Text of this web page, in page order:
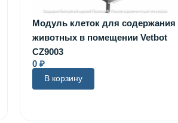
Модуль клеток для содержания
животных в помещении Vetbot
CZ9003
0 ₽
В корзину